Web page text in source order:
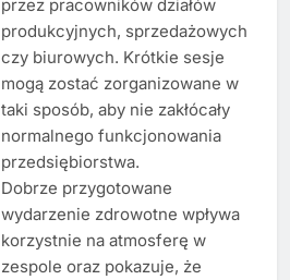
przez pracowników działów
produkcyjnych, sprzedażowych
czy biurowych. Krótkie sesje
mogą zostać zorganizowane w
taki sposób, aby nie zakłócały
normalnego funkcjonowania
przedsiębiorstwa.
Dobrze przygotowane
wydarzenie zdrowotne wpływa
korzystnie na atmosferę w
zespole oraz pokazuje, że